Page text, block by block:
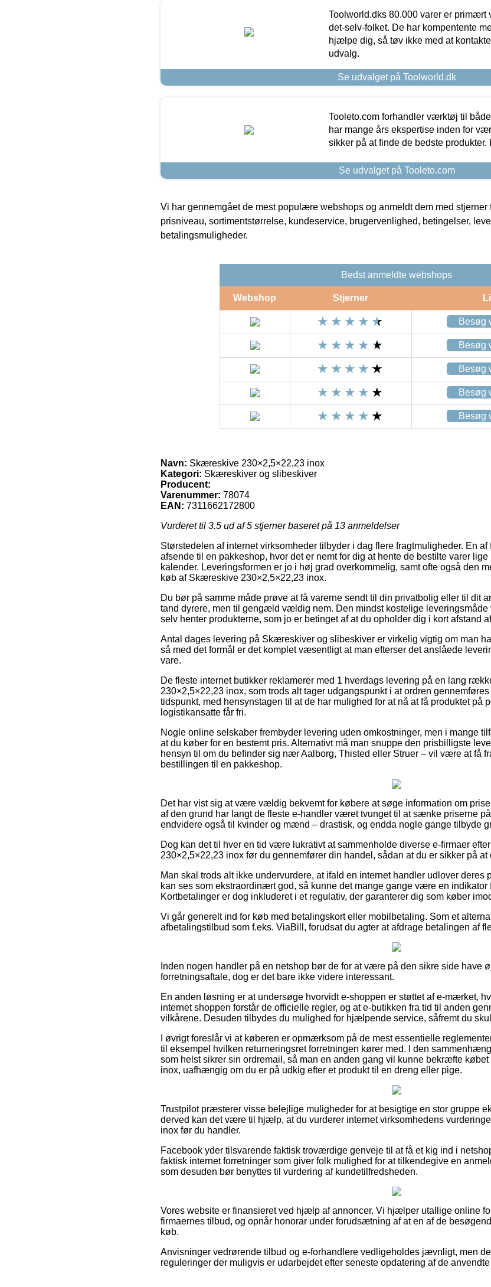
Toolworld.dks 80.000 varer er
det-selv-folket. De har kompentente
hjælpe dig, så tøv ikke med at
udvalg.
Se udvalget på Toolworld.dk
Tooleto.com forhandler værktøj til
har mange års ekspertise inden for
sikker på at finde de bedste
Se udvalget på Tooleto.com
Vi har gennemgået de mest populære webshops og anmeldt dem med stjerner
prisniveau, sortimentstørrelse, kundeservice, brugervenlighed, betingelser,
betalingsmuligheder.
Bedst anmeldte webshops
Webshop Stjerner
Besøg
Besøg
Besøg
Besøg
Besøg
Navn: Skæreskive 230×2,5×22,23 inox
Kategori: Skæreskiver og slibeskiver
Producent:
Varenummer: 78074
EAN: 7311662172800
Vurderet til 3.5 ud af 5 stjerner baseret på 13 anmeldelser
Størstedelen af internet virksomheder tilbyder i dag flere fragtmuligheder. En
afsende til en pakkeshop, hvor det er nemt for dig at hente de bestilte varer
kalender. Leveringsformen er jo i høj grad overkommelig, samt ofte også den
køb af Skæreskive 230×2,5×22,23 inox.
Du bør på samme måde prøve at få varerne sendt til din privatbolig eller til dit
tand dyrere, men til gengæld vældig nem. Den mindst kostelige
selv henter produkterne, som jo er betinget af at du opholder dig i kort afstand
Antal dages levering på Skæreskiver og slibeskiver er virkelig vigtig om man
så med det formål er det komplet væsentligt at man efterser det anslåede
vare.
De fleste internet butikker reklamerer med 1 hverdags levering på en lang
230×2,5×22,23 inox, som trods alt tager udgangspunkt i at ordren
tidspunkt, med hensynstagen til at de har mulighed for at nå at få produktet på
logistikansatte får fri.
Nogle online selskaber frembyder levering uden omkostninger, men i mange
at du køber for en bestemt pris. Alternativt må man snuppe den prisbilligste
hensyn til om du befinder sig nær Aalborg, Thisted eller Struer – vil være at få
bestillingen til en pakkeshop.
Det har vist sig at være vældig bekvemt for købere at søge information om
af den grund har langt de fleste e-handler været tvunget til at sænke priserne
endvidere også til kvinder og mænd – drastisk, og endda nogle gange tilbyde
Dog kan det til hver en tid være lukrativt at sammenholde diverse e-firmaer
230×2,5×22,23 inox før du gennemfører din handel, sådan at du er sikker på at
Man skal trods alt ikke undervurdere, at ifald en internet handler udlover deres
kan ses som ekstraordinært god, så kunne det mange gange være en
Kortbetalinger er dog inkluderet i et regulativ, der garanterer dig som køber
Vi går generelt ind for køb med betalingskort eller mobilbetaling. Som et
afbetalingstilbud som f.eks. ViaBill, forudsat du agter at afdrage betalingen af
Inden nogen handler på en netshop bør de for at være på den sikre side have
forretningsaftale, dog er det bare ikke videre interessant.
En anden løsning er at undersøge hvorvidt e-shoppen er støttet af e-mærket,
internet shoppen forstår de officielle regler, og at e-butikken fra tid til anden
vilkårene. Desuden tilbydes du mulighed for hjælpende service, såfremt du
I øvrigt foreslår vi at køberen er opmærksom på de mest essentielle
til eksempel hvilken returneringsret forretningen kører med. I den
som helst sikrer sin ordremail, så man en anden gang vil kunne bekræfte
inox, uafhængig om du er på udkig efter et produkt til en dreng eller pige.
Trustpilot præsterer visse belejlige muligheder for at besigtige en stor gruppe
derved kan det være til hjælp, at du vurderer internet virksomhedens
inox før du handler.
Facebook yder tilsvarende faktisk troværdige genveje til at få et kig ind i
faktisk internet forretninger som giver folk mulighed for at tilkendegive en
som desuden bør benyttes til vurdering af kundetilfredsheden.
Vores website er finansieret ved hjælp af annoncer. Vi hjælper utallige online
firmaernes tilbud, og opnår honorar under forudsætning af at en af de
køb.
Anvisninger vedrørende tilbud og e-forhandlere vedligeholdes jævnligt, men
reguleringer der muligvis er udarbejdet efter seneste opdatering af de